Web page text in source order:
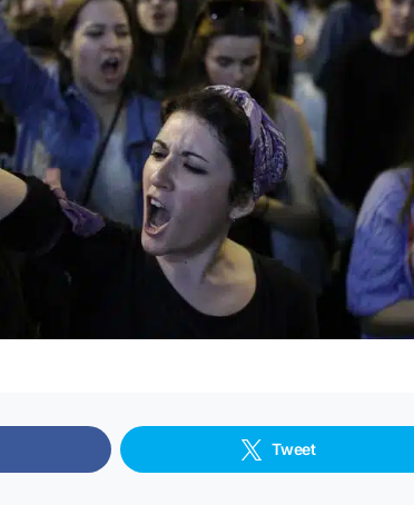
Tweet